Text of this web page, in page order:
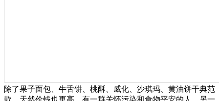
除了果子面包、牛舌饼、桃酥、威化、沙琪玛、黄油饼干典范
款，天然价钱也更高。有一群关怀污染和食物平安的人，另一